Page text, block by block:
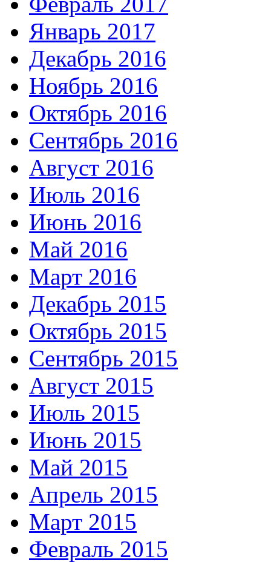
Январь 2017
Декабрь 2016
Ноябрь 2016
Октябрь 2016
Сентябрь 2016
Август 2016
Июль 2016
Июнь 2016
Май 2016
Март 2016
Декабрь 2015
Октябрь 2015
Сентябрь 2015
Август 2015
Июль 2015
Июнь 2015
Май 2015
Апрель 2015
Март 2015
Февраль 2015